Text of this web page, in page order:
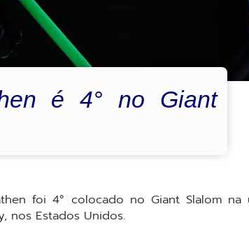
é 4° no Giant
foi 4° colocado no Giant Slalom
nos Estados Unidos.